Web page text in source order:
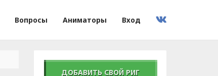
Вопросы Аниматоры Вход
ДОБАВИТЬ СВОЙ РИГ